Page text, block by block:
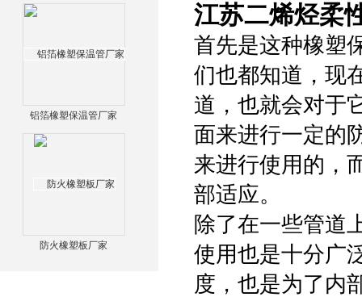
铝箔橡塑保温管厂家
防火橡塑板厂家
江苏二烯烃柔
首先是这种橡塑
们也都知道，现
道，也就会对于
面来进行一定的
来进行使用的，
部适应。
除了在一些管道
使用也是十分广
度，也是为了内